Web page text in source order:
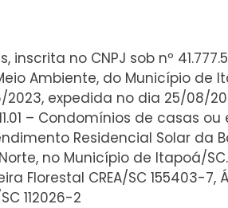
inscrita no CNPJ sob nº
Ambiente, do Município de
2023, expedida no dia 25/08/
– Condomínios de casas
Residencial Solar da
no Município de Itapoá/
Florestal CREA/SC 155403-
112026-2